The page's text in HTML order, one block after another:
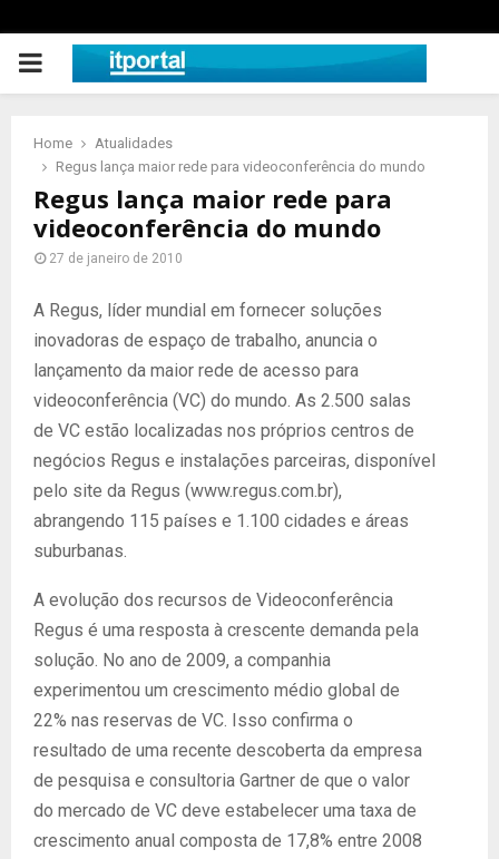
PRIMARY
Home
Atualidades
Regus lança maior rede para videoconferência do mundo
Regus lança maior rede para
videoconferência do mundo
27 de janeiro de 2010
A Regus, líder mundial em fornecer soluções
inovadoras de espaço de trabalho, anuncia o
lançamento da maior rede de acesso para
videoconferência (VC) do mundo. As 2.500 salas
de VC estão localizadas nos próprios centros de
negócios Regus e instalações parceiras, disponível
pelo site da Regus (www.regus.com.br),
abrangendo 115 países e 1.100 cidades e áreas
suburbanas.
A evolução dos recursos de Videoconferência
Regus é uma resposta à crescente demanda pela
solução. No ano de 2009, a companhia
experimentou um crescimento médio global de
22% nas reservas de VC. Isso confirma o
resultado de uma recente descoberta da empresa
de pesquisa e consultoria Gartner de que o valor
do mercado de VC deve estabelecer uma taxa de
crescimento anual composta de 17,8% entre 2008